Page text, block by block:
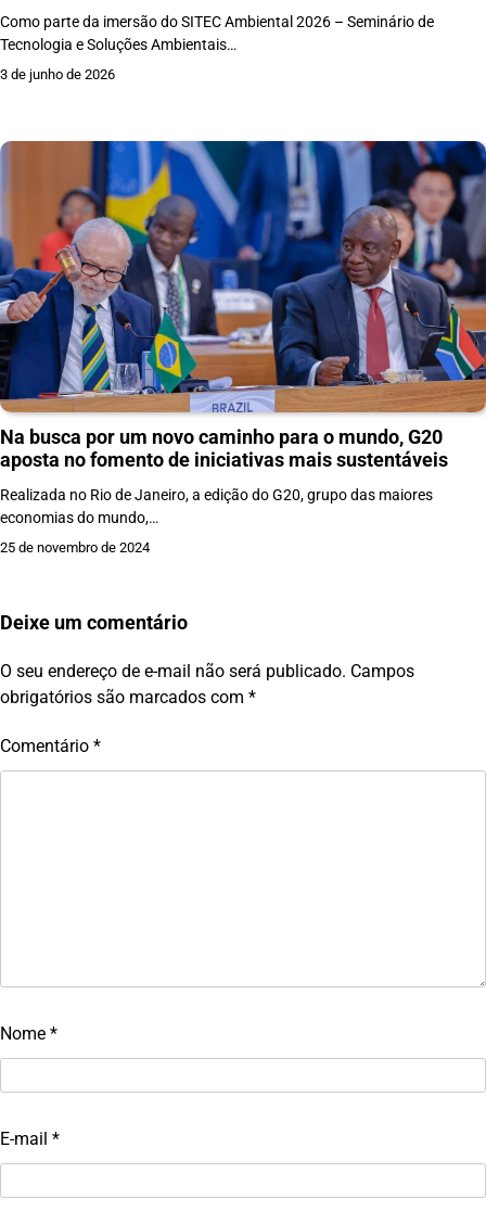
Como parte da imersão do SITEC Ambiental 2026 – Seminário de
Tecnologia e Soluções Ambientais…
3 de junho de 2026
Na busca por um novo caminho para o mundo, G20
aposta no fomento de iniciativas mais sustentáveis
Realizada no Rio de Janeiro, a edição do G20, grupo das maiores
economias do mundo,…
25 de novembro de 2024
Deixe um comentário
O seu endereço de e-mail não será publicado. Campos
obrigatórios são marcados com *
Comentário *
Nome *
E-mail *